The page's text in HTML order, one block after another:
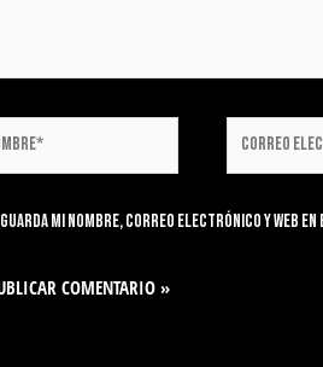
Guarda mi nombre, correo electrónico y web